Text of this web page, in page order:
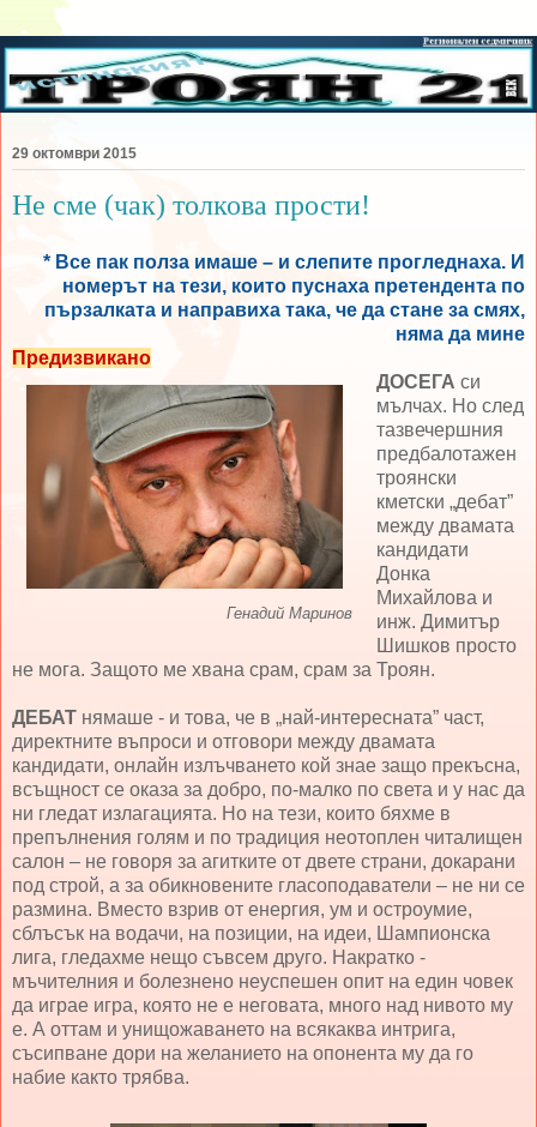
29 октомври 2015
Не сме (чак) толкова прости!
* Все пак полза имаше – и слепите прогледнаха. И
номерът на тези, които пуснаха претендента по
пързалката и направиха така, че да стане за смях,
няма да мине
Предизвикано
Генадий Маринов
ДОСЕГА си
мълчах. Но след
тазвечершния
предбалотажен
троянски
кметски „дебат”
между двамата
кандидати
Донка
Михайлова и
инж. Димитър
Шишков просто
не мога. Защото ме хвана срам, срам за Троян.
ДЕБАТ нямаше - и това, че в „най-интересната” част,
директните въпроси и отговори между двамата
кандидати, онлайн излъчването кой знае защо прекъсна,
всъщност се оказа за добро, по-малко по света и у нас да
ни гледат излагацията. Но на тези, които бяхме в
препълнения голям и по традиция неотоплен читалищен
салон – не говоря за агитките от двете страни, докарани
под строй, а за обикновените гласоподаватели – не ни се
размина. Вместо взрив от енергия, ум и остроумие,
сблъсък на водачи, на позиции, на идеи, Шампионска
лига, гледахме нещо съвсем друго. Накратко -
мъчителния и болезнено неуспешен опит на един човек
да играе игра, която не е неговата, много над нивото му
е. А оттам и унищожаването на всякаква интрига,
съсипване дори на желанието на опонента му да го
набие както трябва.